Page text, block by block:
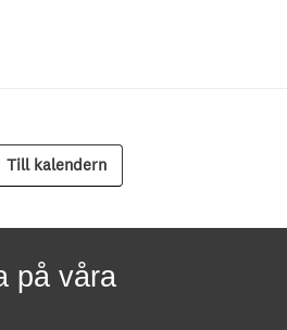
Till kalendern
på våra